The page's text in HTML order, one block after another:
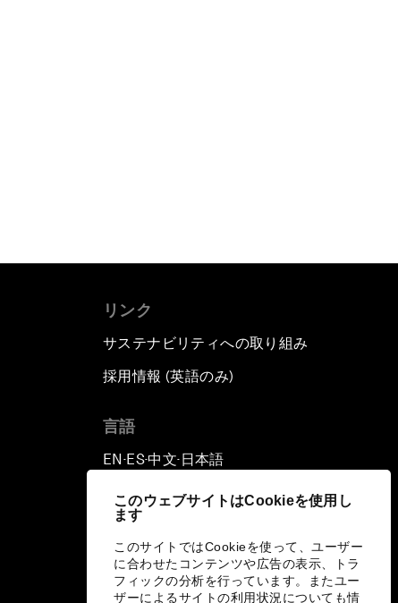
このウェブサイトはCookieを使用し
ます
このサイトではCookieを使って、ユーザー
に合わせたコンテンツや広告の表示、トラ
フィックの分析を行っています。またユー
ザーによるサイトの利用状況についても情
リンク
サステナビリティへの取り組み
採用情報 (英語のみ)
言語
EN ▪ ES▪中文▪ 日本語